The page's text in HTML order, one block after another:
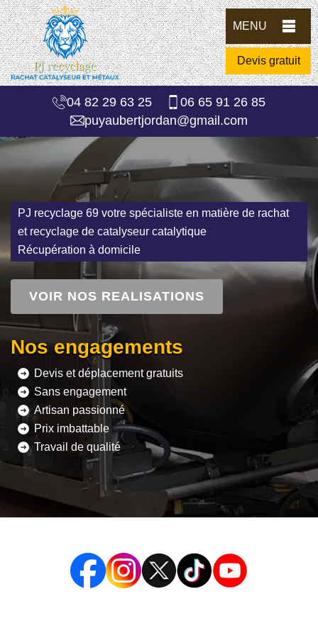
MENU
Devis gratuit
04 82 29 63 25
06 65 91 26 85
puyaubertjordan@gmail.com
PJ recyclage 69 votre spécialiste en matière de rachat
et recyclage de catalyseur catalytique
Récupération à domicile
VOIR NOS REALISATIONS
Nos engagements
Devis et déplacement gratuits
Sans engagement
Artisan passionné
Prix imbattable
Travail de qualité